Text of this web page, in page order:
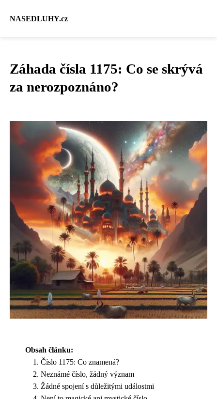
NASEDLUHY.cz
Záhada čísla 1175: Co se skrývá
za nerozpoznáno?
Obsah článku:
Číslo 1175: Co znamená?
Neznámé číslo, žádný význam
Žádné spojení s důležitými událostmi